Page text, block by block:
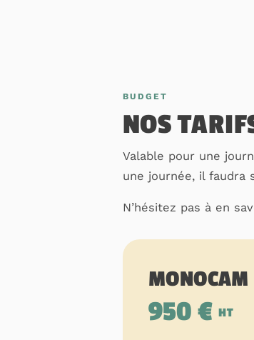
BUDGET
NOS
Valable pour une
une journée, il faudra
N’hésitez pas à en
MONOCAM
950 € HT